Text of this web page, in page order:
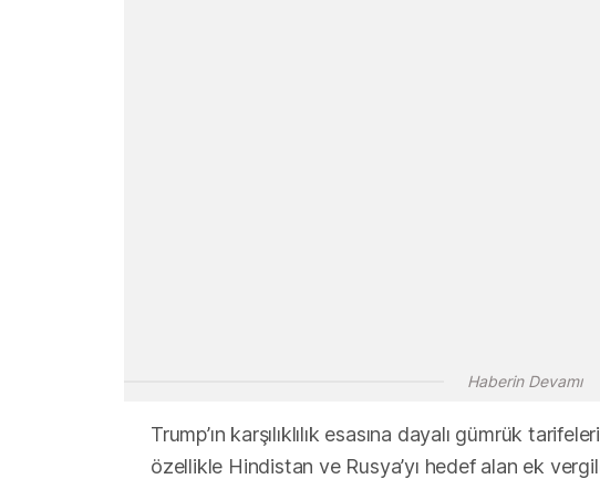
Haberin Devamı
Trump’ın karşılıklılık esasına dayalı gümrük
özellikle Hindistan ve Rusya’yı hedef alan ek